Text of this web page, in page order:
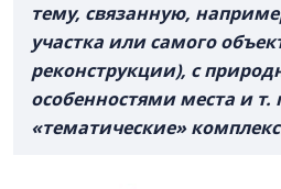
тему, связанную,
участка или самого
реконструкции), с
особенностями места и т.
«тематические»